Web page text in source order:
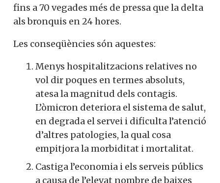
fins a 70 vegades més de pressa que la delta
als bronquis en 24 hores.
Les conseqüències són aquestes:
Menys hospitalitzacions relatives no
vol dir poques en termes absoluts,
atesa la magnitud dels contagis.
L’òmicron deteriora el sistema de salut,
en degrada el servei i dificulta l’atenció
d’altres patologies, la qual cosa
empitjora la morbiditat i mortalitat.
Castiga l’economia i els serveis públics
a causa de l’elevat nombre de baixes